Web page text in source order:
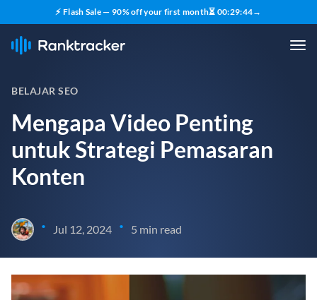
⚡ Flash Sale — 90% off your first month⏳ 00:29:43→
BELAJAR SEO
Mengapa Video Penting
untuk Strategi Pemasaran
Konten
• Jul 12, 2024 • 5 min read